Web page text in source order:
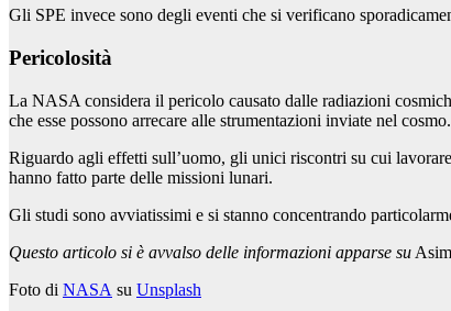
Gli SPE invece sono degli eventi che si verificano
Pericolosità
La NASA considera il pericolo causato dalle radiazioni
che esse possono arrecare alle strumentazioni inviate nel cosmo.
Riguardo agli effetti sull’uomo, gli unici riscontri su cui
hanno fatto parte delle missioni lunari.
Gli studi sono avviatissimi e si stanno concentrando
Questo articolo si è avvalso delle informazioni apparse su
Foto di NASA su Unsplash